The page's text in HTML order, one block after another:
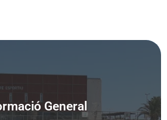
General
Descarrega